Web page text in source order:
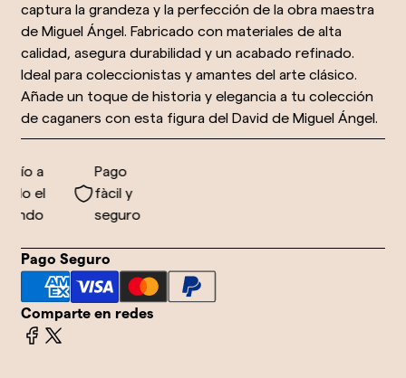
captura la grandeza y la perfección de la obra maestra
de Miguel Ángel. Fabricado con materiales de alta
calidad, asegura durabilidad y un acabado refinado.
Ideal para coleccionistas y amantes del arte clásico.
Añade un toque de historia y elegancia a tu colección
de caganers con esta figura del David de Miguel Ángel.
a
el
Pago
fàcil y
seguro
Pago Seguro
Comparte en redes